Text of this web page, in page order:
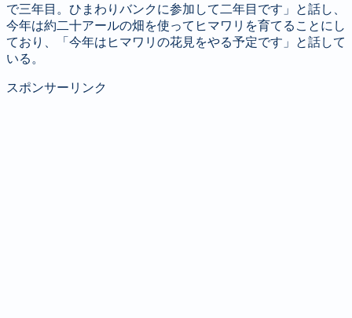
で三年目。ひまわりバンクに参加して二年目です」と話し、
今年は約二十アールの畑を使ってヒマワリを育てることにし
ており、「今年はヒマワリの花見をやる予定です」と話して
いる。
スポンサーリンク